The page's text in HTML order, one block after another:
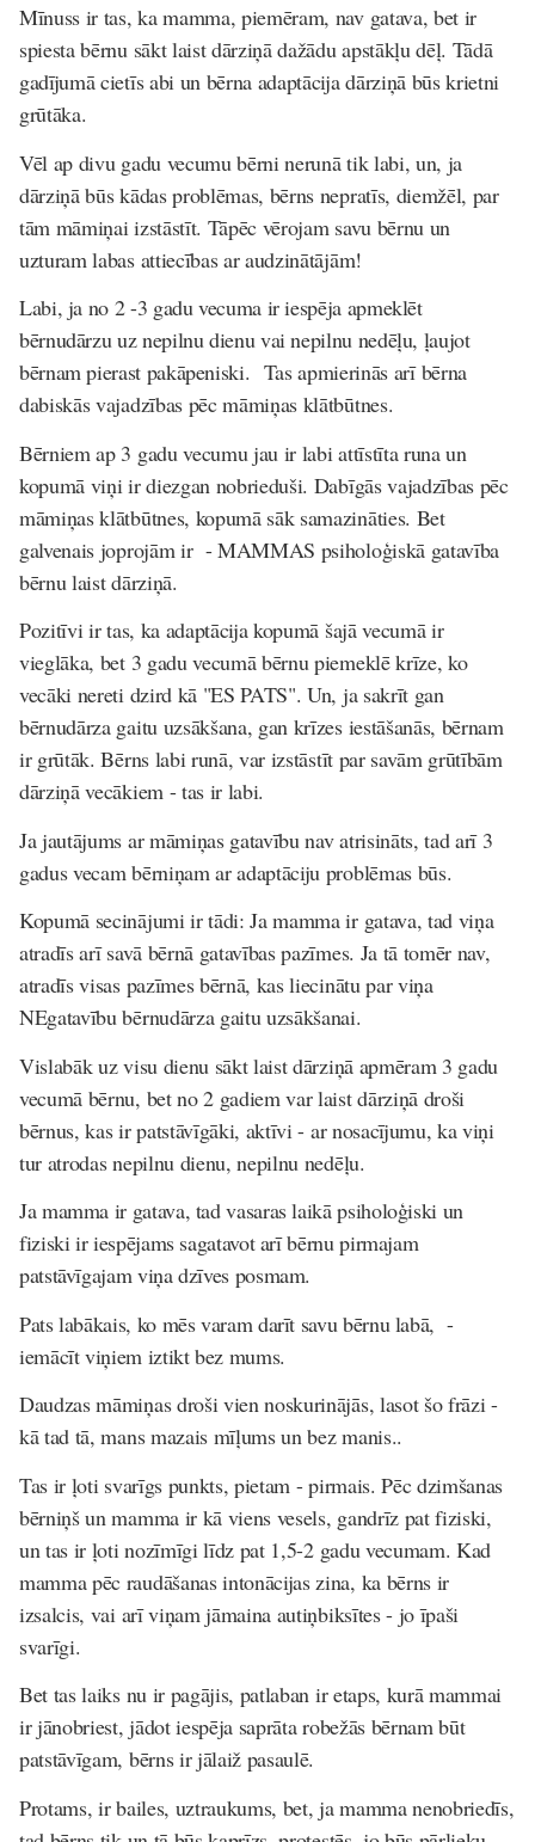
Mīnuss ir tas, ka mamma, piemēram, nav gatava, bet ir
spiesta bērnu sākt laist dārziņā dažādu apstākļu dēļ. Tādā
gadījumā cietīs abi un bērna adaptācija dārziņā būs krietni
grūtāka.
Vēl ap divu gadu vecumu bērni nerunā tik labi, un, ja
dārziņā būs kādas problēmas, bērns nepratīs, diemžēl, par
tām māmiņai izstāstīt. Tāpēc vērojam savu bērnu un
uzturam labas attiecības ar audzinātājām!
Labi, ja no 2 -3 gadu vecuma ir iespēja apmeklēt
bērnudārzu uz nepilnu dienu vai nepilnu nedēļu, ļaujot
bērnam pierast pakāpeniski. Tas apmierinās arī bērna
dabiskās vajadzības pēc māmiņas klātbūtnes.
Bērniem ap 3 gadu vecumu jau ir labi attīstīta runa un
kopumā viņi ir diezgan nobrieduši. Dabīgās vajadzības pēc
māmiņas klātbūtnes, kopumā sāk samazināties. Bet
galvenais joprojām ir - MAMMAS psiholoģiskā gatavība
bērnu laist dārziņā.
Pozitīvi ir tas, ka adaptācija kopumā šajā vecumā ir
vieglāka, bet 3 gadu vecumā bērnu piemeklē krīze, ko
vecāki nereti dzird kā "ES PATS". Un, ja sakrīt gan
bērnudārza gaitu uzsākšana, gan krīzes iestāšanās, bērnam
ir grūtāk. Bērns labi runā, var izstāstīt par savām grūtībām
dārziņā vecākiem - tas ir labi.
Ja jautājums ar māmiņas gatavību nav atrisināts, tad arī 3
gadus vecam bērniņam ar adaptāciju problēmas būs.
Kopumā secinājumi ir tādi: Ja mamma ir gatava, tad viņa
atradīs arī savā bērnā gatavības pazīmes. Ja tā tomēr nav,
atradīs visas pazīmes bērnā, kas liecinātu par viņa
NEgatavību bērnudārza gaitu uzsākšanai.
Vislabāk uz visu dienu sākt laist dārziņā apmēram 3 gadu
vecumā bērnu, bet no 2 gadiem var laist dārziņā droši
bērnus, kas ir patstāvīgāki, aktīvi - ar nosacījumu, ka viņi
tur atrodas nepilnu dienu, nepilnu nedēļu.
Ja mamma ir gatava, tad vasaras laikā psiholoģiski un
fiziski ir iespējams sagatavot arī bērnu pirmajam
patstāvīgajam viņa dzīves posmam.
Pats labākais, ko mēs varam darīt savu bērnu labā, -
iemācīt viņiem iztikt bez mums.
Daudzas māmiņas droši vien noskurinājās, lasot šo frāzi -
kā tad tā, mans mazais mīļums un bez manis..
Tas ir ļoti svarīgs punkts, pietam - pirmais. Pēc dzimšanas
bērniņš un mamma ir kā viens vesels, gandrīz pat fiziski,
un tas ir ļoti nozīmīgi līdz pat 1,5-2 gadu vecumam. Kad
mamma pēc raudāšanas intonācijas zina, ka bērns ir
izsalcis, vai arī viņam jāmaina autiņbiksītes - jo īpaši
svarīgi.
Bet tas laiks nu ir pagājis, patlaban ir etaps, kurā mammai
ir jānobriest, jādot iespēja saprāta robežās bērnam būt
patstāvīgam, bērns ir jālaiž pasaulē.
Protams, ir bailes, uztraukums, bet, ja mamma nenobriedīs,